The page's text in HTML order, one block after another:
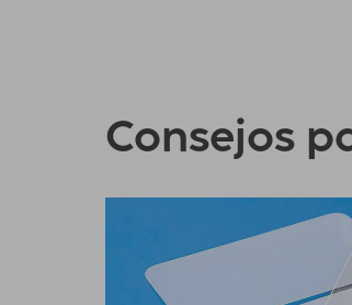
Consejos